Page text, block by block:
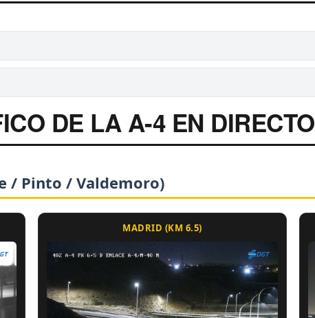
DE LA A-4 EN DIRECTO
/ Pinto / Valdemoro)
MADRID (KM 6.5)